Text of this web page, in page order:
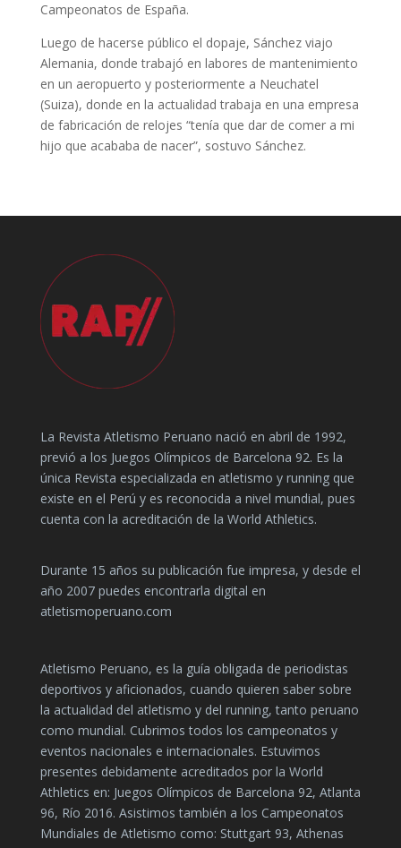
Campeonatos de España.
Luego de hacerse público el dopaje, Sánchez viajo
Alemania, donde trabajó en labores de mantenimiento
en un aeropuerto y posteriormente a Neuchatel
(Suiza), donde en la actualidad trabaja en una empresa
de fabricación de relojes “tenía que dar de comer a mi
hijo que acababa de nacer”, sostuvo Sánchez.
La Revista Atletismo Peruano nació en abril de 1992,
previó a los Juegos Olímpicos de Barcelona 92. Es la
única Revista especializada en atletismo y running que
existe en el Perú y es reconocida a nivel mundial, pues
cuenta con la acreditación de la World Athletics.
Durante 15 años su publicación fue impresa, y desde el
año 2007 puedes encontrarla digital en
atletismoperuano.com
Atletismo Peruano, es la guía obligada de periodistas
deportivos y aficionados, cuando quieren saber sobre
la actualidad del atletismo y del running, tanto peruano
como mundial. Cubrimos todos los campeonatos y
eventos nacionales e internacionales. Estuvimos
presentes debidamente acreditados por la World
Athletics en: Juegos Olímpicos de Barcelona 92, Atlanta
96, Río 2016. Asistimos también a los Campeonatos
Mundiales de Atletismo como: Stuttgart 93, Athenas